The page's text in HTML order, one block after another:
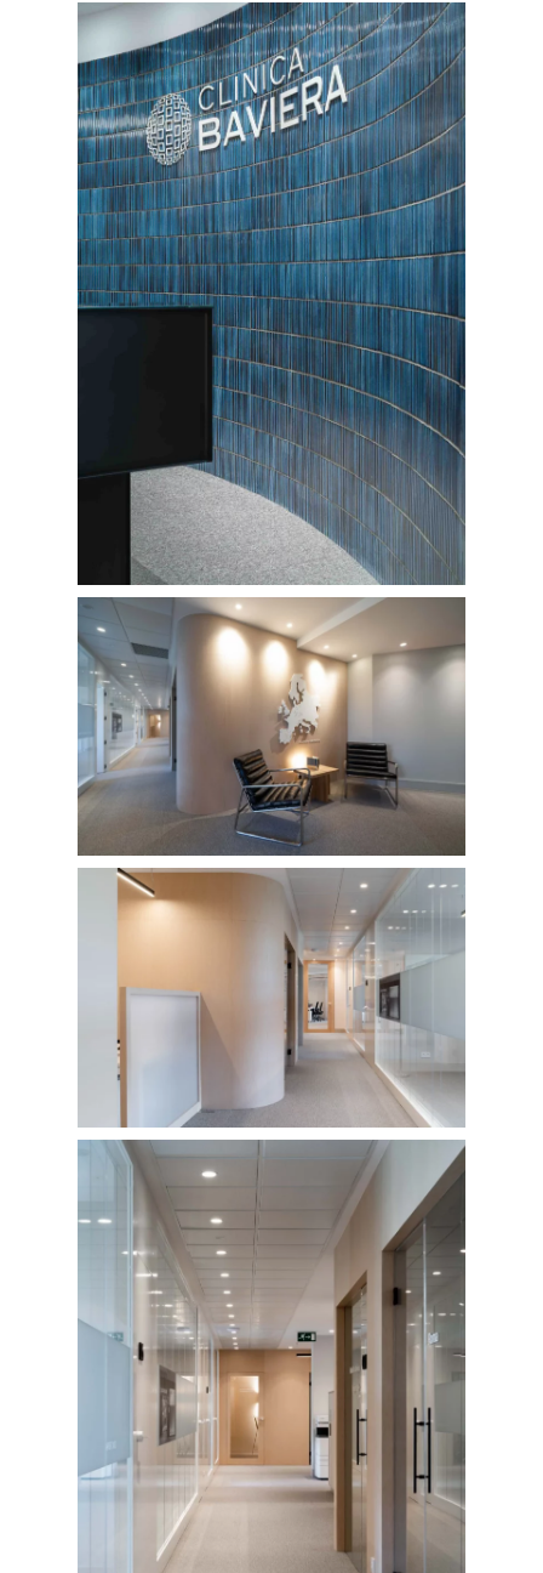
FOTOGRAFÍA
VIDEO